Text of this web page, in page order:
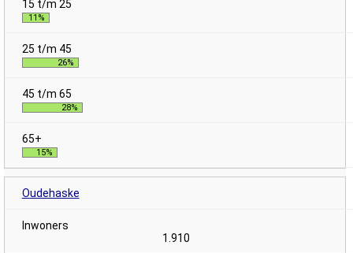
11%
26%
28%
15%
Oudehaske
1.910